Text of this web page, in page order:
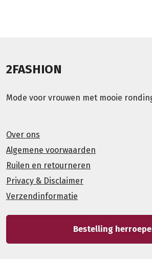
2FASHION
Mode voor vrouwen met mooie
Over ons
Algemene voorwaarden
Ruilen en retourneren
Privacy & Disclaimer
Verzendinformatie
Bestelling